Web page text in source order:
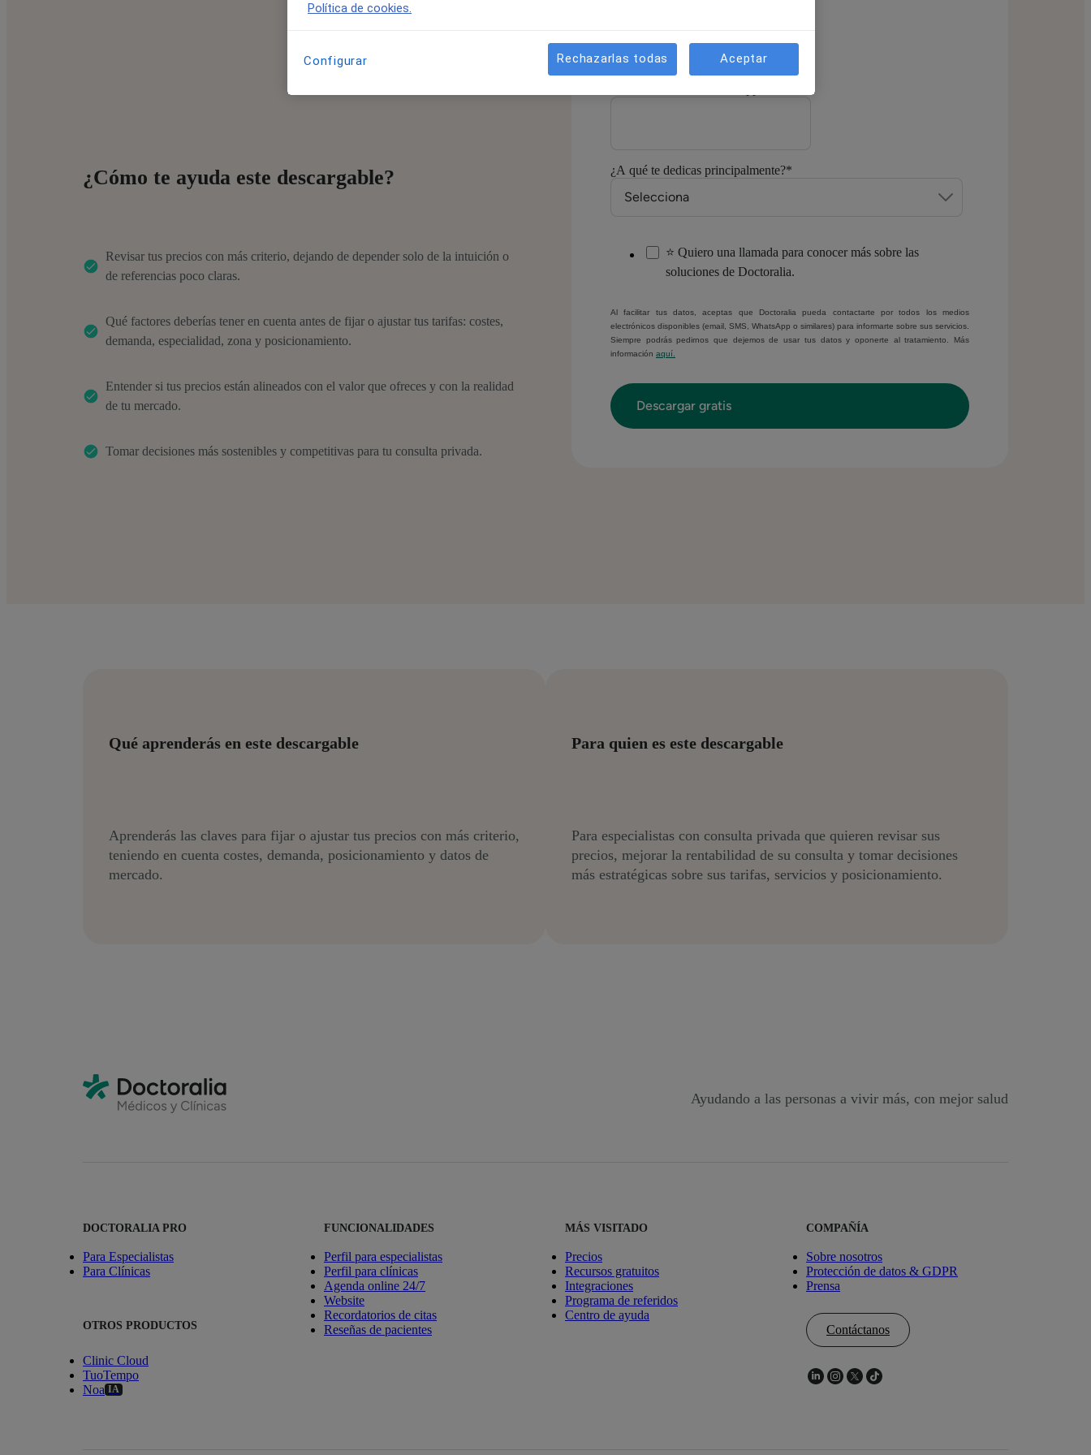
¿A qué te dedicas principalmente?*
⭐ Quiero una llamada para conocer más sobre las
soluciones de Doctoralia.
Al facilitar tus datos, aceptas que Doctoralia pueda contactarte por todos los medios
electrónicos disponibles (email, SMS, WhatsApp o similares) para informarte sobre sus servicios.
Siempre podrás pedirnos que dejemos de usar tus datos y oponerte al tratamiento. Más
información aquí.
¿Cómo te ayuda este descargable?
Revisar tus precios con más criterio, dejando de depender solo de la intuición o
de referencias poco claras.
Qué factores deberías tener en cuenta antes de fijar o ajustar tus tarifas: costes,
demanda, especialidad, zona y posicionamiento.
Entender si tus precios están alineados con el valor que ofreces y con la realidad
de tu mercado.
Tomar decisiones más sostenibles y competitivas para tu consulta privada.
Qué aprenderás en este descargable
Aprenderás las claves para fijar o ajustar tus precios con más criterio,
teniendo en cuenta costes, demanda, posicionamiento y datos de
mercado.
Para quien es este descargable
Para especialistas con consulta privada que quieren revisar sus
precios, mejorar la rentabilidad de su consulta y tomar decisiones
más estratégicas sobre sus tarifas, servicios y posicionamiento.
Ayudando a las personas a vivir más, con mejor salud
DOCTORALIA PRO
Para Especialistas
Para Clínicas
OTROS PRODUCTOS
Clinic Cloud
TuoTempo
Noa IA
FUNCIONALIDADES
Perfil para especialistas
Perfil para clínicas
Agenda online 24/7
Website
Recordatorios de citas
Reseñas de pacientes
MÁS VISITADO
Precios
Recursos gratuitos
Integraciones
Programa de referidos
Centro de ayuda
COMPAÑÍA
Sobre nosotros
Protección de datos & GDPR
Prensa
Contáctanos
Política de cookies.
Configurar Rechazarlas todas Aceptar